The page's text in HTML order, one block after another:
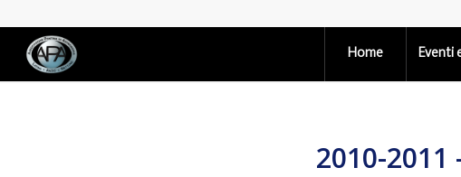
Home Eventi
2010-2011